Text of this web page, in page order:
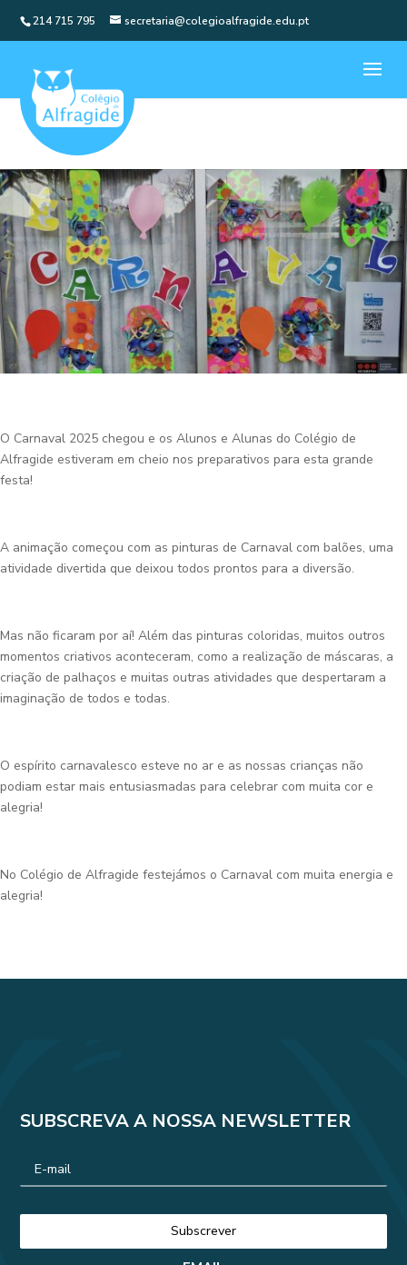
214 715 795 secretaria@colegioalfragide.edu.pt
O Carnaval 2025 chegou e os Alunos e Alunas do Colégio de
Alfragide estiveram em cheio nos preparativos para esta grande
festa!
A animação começou com as pinturas de Carnaval com balões, uma
atividade divertida que deixou todos prontos para a diversão.
Mas não ficaram por aí! Além das pinturas coloridas, muitos outros
momentos criativos aconteceram, como a realização de máscaras, a
criação de palhaços e muitas outras atividades que despertaram a
imaginação de todos e todas.
O espírito carnavalesco esteve no ar e as nossas crianças não
podiam estar mais entusiasmadas para celebrar com muita cor e
alegria!
No Colégio de Alfragide festejámos o Carnaval com muita energia e
alegria!
SUBSCREVA A NOSSA NEWSLETTER